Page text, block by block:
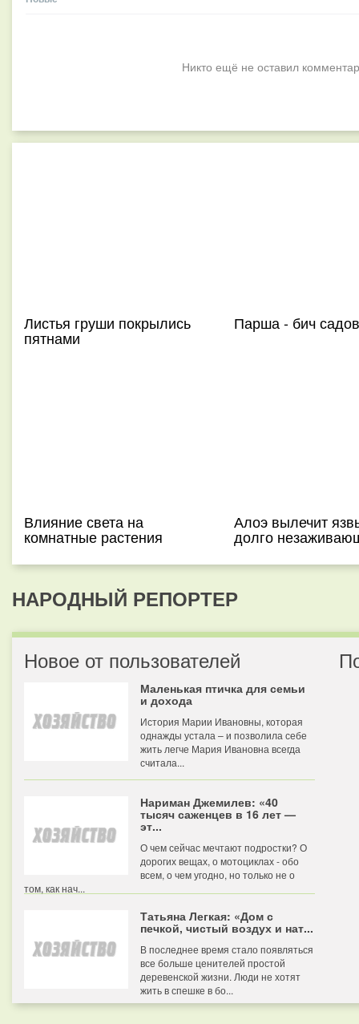
Никто ещё не оставил
Листья груши покрылись
пятнами
Парша - бич садов
Влияние света на
комнатные растения
Алоэ вылечит
долго
НАРОДНЫЙ РЕПОРТЕР
Новое от пользователей
Маленькая птичка для семьи
и дохода
История Марии Ивановны, которая
однажды устала – и позволила себе
жить легче Мария Ивановна всегда
считала...
Нариман Джемилев: «40
тысяч саженцев в 16 лет —
эт...
О чем сейчас мечтают подростки? О
дорогих вещах, о мотоциклах - обо
всем, о чем угодно, но только не о
том, как нач...
Татьяна Легкая: «Дом с
печкой, чистый воздух и нат...
В последнее время стало появляться
все больше ценителей простой
деревенской жизни. Люди не хотят
жить в спешке в бо...